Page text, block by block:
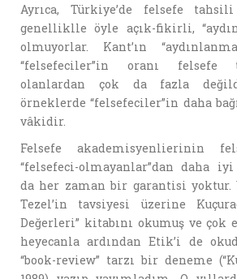
Ayrıca, Türkiye’de felsefe
genelliklle öyle açık-fikirli,
olmuyorlar. Kant’ın
“felsefeciler”in oranı
olanlardan çok da fazla
örneklerde “felsefeciler”in daha
vâkidir.
Felsefe akademisyenlierinin
“felsefeci-olmayanlar”dan daha iyi
da her zaman bir garantisi yoktur.
Tezel’in tavsiyesi üzerine
Değerleri” kitabını okumuş ve
heyecanla ardından Etik’i de
“book-review” tarzı bir deneme